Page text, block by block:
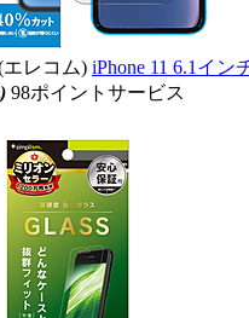
レコム) iPhone 11 6.1イ
98ポイントサービス